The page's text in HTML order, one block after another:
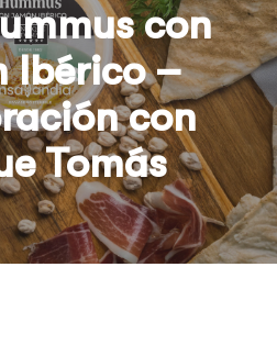
con
Ibérico –
con
Tomás